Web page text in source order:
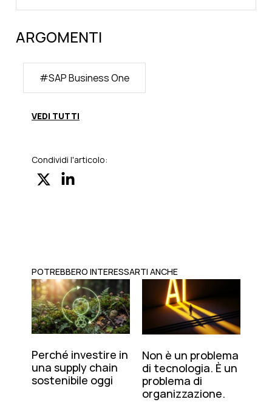
ARGOMENTI
#SAP Business One
VEDI TUTTI
Condividi l'articolo:
POTREBBERO INTERESSARTI ANCHE
Perché investire in
una supply chain
sostenibile oggi
Non è un problema
di tecnologia. È un
problema di
organizzazione.